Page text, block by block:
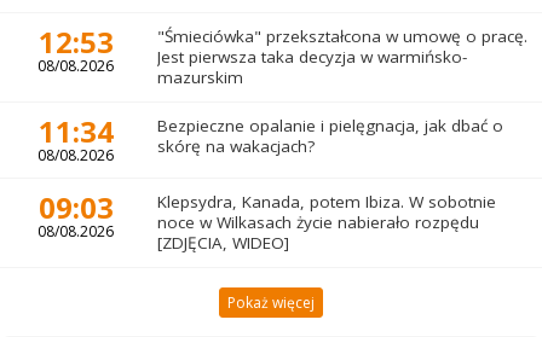
12:53
08/08.2026
"Śmieciówka" przekształcona w umowę o pracę.
Jest pierwsza taka decyzja w warmińsko-
mazurskim
11:34
08/08.2026
Bezpieczne opalanie i pielęgnacja, jak dbać o
skórę na wakacjach?
09:03
08/08.2026
Klepsydra, Kanada, potem Ibiza. W sobotnie
noce w Wilkasach życie nabierało rozpędu
[ZDJĘCIA, WIDEO]
Pokaż więcej